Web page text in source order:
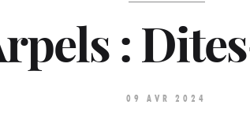
:
09 AVR 2024